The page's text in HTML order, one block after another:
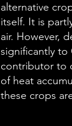
alternative
itself. It is
air. However,
significantly to
contributor to
of heat
these crops